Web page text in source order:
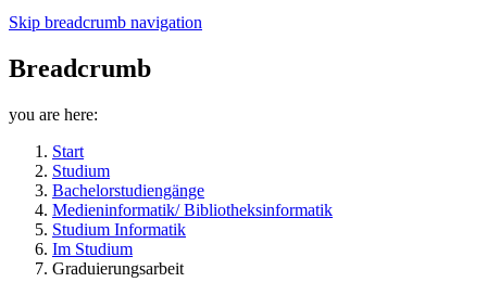
Skip breadcrumb navigation
Breadcrumb
you are here:
Start
Studium
Bachelorstudiengänge
Medieninformatik/ Bibliotheksinformatik
Studium Informatik
Im Studium
Graduierungsarbeit